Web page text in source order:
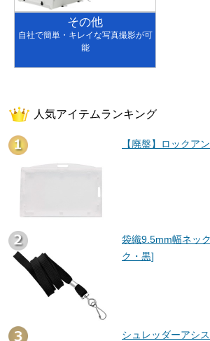
その他
自社で簡単・キレイな写真撮影が可
能
人気アイテムランキング
【廃盤】ロックア
袋織9.5mm幅ネッ
ク・黒]
シュレッダーアシ